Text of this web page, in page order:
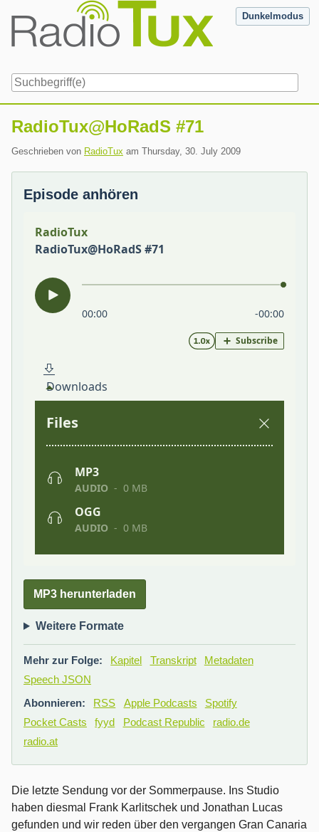
content
Dunkelmodus
RadioTux@HoRadS #71
Geschrieben von RadioTux am Thursday, 30. July 2009
Episode anhören
MP3 herunterladen
Weitere Formate
Mehr zur Folge: Kapitel Transkript
Metadaten
Speech JSON
Abonnieren:
RSS Apple Podcasts
Spotify
Pocket Casts
fyyd Podcast Republic
radio.de
radio.at
Die letzte Sendung vor der Sommerpause. Ins Studio
haben diesmal Frank Karlitschek und Jonathan Lucas
gefunden und wir reden über den vergangen Gran Canaria